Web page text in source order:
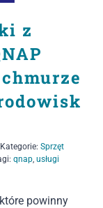
z
Kategorie: Sprzęt
qnap usługi
powinny